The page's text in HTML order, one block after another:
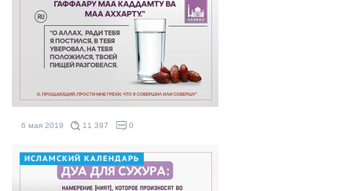
6 мая 2019 11 397 0
ИСЛАМСКИЙ КАЛЕНДАРЬ